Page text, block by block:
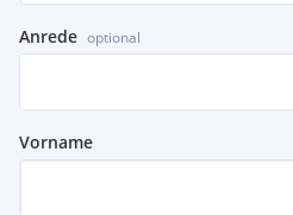
Anrede optional
Vorname